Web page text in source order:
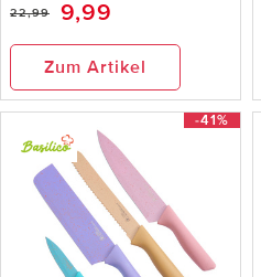
22,99 9,99
Zum Artikel
-41%